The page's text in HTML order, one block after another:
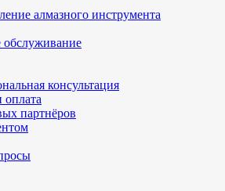
алмазного инструмента
обслуживание
консультация
оплата
партнёров